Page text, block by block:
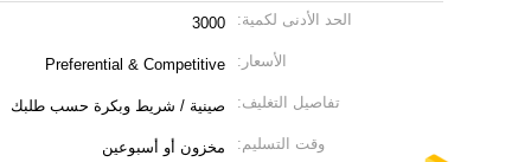
الحد الأدنى لكمية: 3000
الأسعار: Preferential & Competitive
تفاصيل التغليف: صينية / شريط وبكرة حسب طلبك
وقت التسليم: مخزون أو أسبوعين